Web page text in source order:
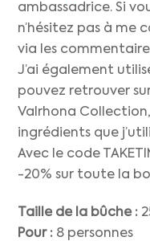
ambassadrice. Si
n’hésitez pas à me
via les
J’ai également
pouvez retrouver
Valrhona
ingrédients que
Avec le code
-20% sur toute la
Taille de la bûche :
Pour : 8 personnes